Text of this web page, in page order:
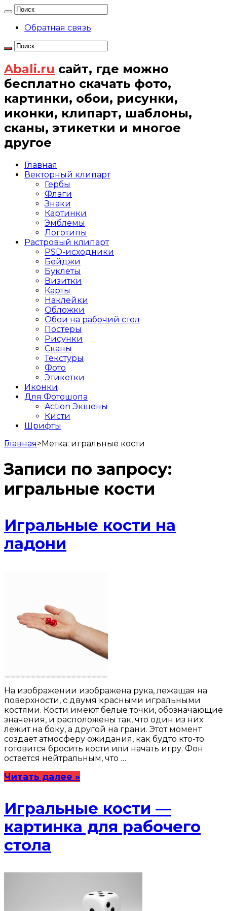
Обратная связь
Abali.ru сайт, где можно
бесплатно скачать фото,
картинки, обои, рисунки,
иконки, клипарт, шаблоны,
сканы, этикетки и многое
другое
Главная
Векторный клипарт
Гербы
Флаги
Знаки
Картинки
Эмблемы
Логотипы
Растровый клипарт
PSD-исходники
Бейджи
Буклеты
Визитки
Карты
Наклейки
Обложки
Обои на рабочий стол
Постеры
Рисунки
Сканы
Текстуры
Фото
Этикетки
Иконки
Для Фотошопа
Action Экшены
Кисти
Шрифты
Главная>Метка: игральные кости
Записи по запросу:
игральные кости
Игральные кости на
ладони
На изображении изображена рука, лежащая на
поверхности, с двумя красными игральными
костями. Кости имеют белые точки, обозначающие
значения, и расположены так, что один из них
лежит на боку, а другой на грани. Этот момент
создает атмосферу ожидания, как будто кто-то
готовится бросить кости или начать игру. Фон
остается нейтральным, что …
Читать далее »
Игральные кости —
картинка для рабочего
стола